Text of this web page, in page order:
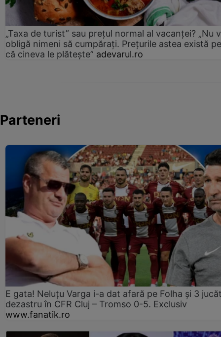
„Taxa de turist” sau prețul normal al vacanței? „Nu
obligă nimeni să cumpărați. Prețurile astea există
că cineva le plătește” adevarul.ro
Parteneri
E gata! Neluțu Varga i-a dat afară pe Folha și 3
dezastru în CFR Cluj – Tromso 0-5. Exclusiv
www.fanatik.ro